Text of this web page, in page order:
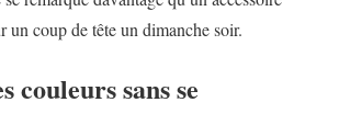
un coup de tête un dimanche soir.
couleurs sans se